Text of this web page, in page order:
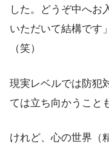
した。どうぞ中へお
いただいて結構です
（笑）
現実レベルでは防犯
ては立ち向かうこと
けれど、心の世界（